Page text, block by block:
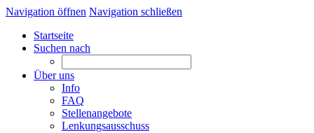
Navigation öffnen Navigation schließen
Startseite
Suchen nach
Über uns
Info
FAQ
Stellenangebote
Lenkungsausschuss